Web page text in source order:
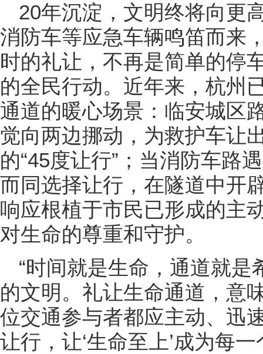
20年沉淀，文明终将向更
消防车等应急车辆鸣笛而来
时的礼让，不再是简单的停
的全民行动。近年来，杭州
通道的暖心场景：临安城区
觉向两边挪动，为救护车让
的“45度让行”；当消防车路
而同选择让行，在隧道中开
响应根植于市民已形成的主
对生命的尊重和守护。
“时间就是生命，通道就
的文明。礼让生命通道，意
位交通参与者都应主动、迅
让行，让‘生命至上’成为每